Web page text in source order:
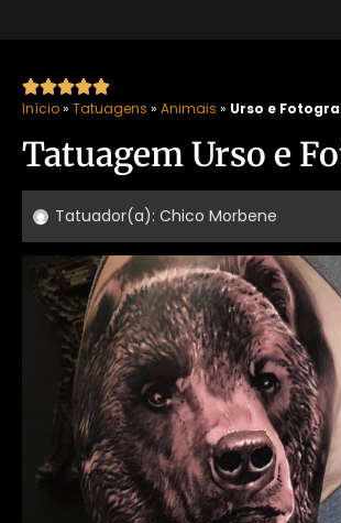

Início» Tatuagens » Animais » Urso e
Tatuagem Urso e
Tatuador(a): Chico Morbene